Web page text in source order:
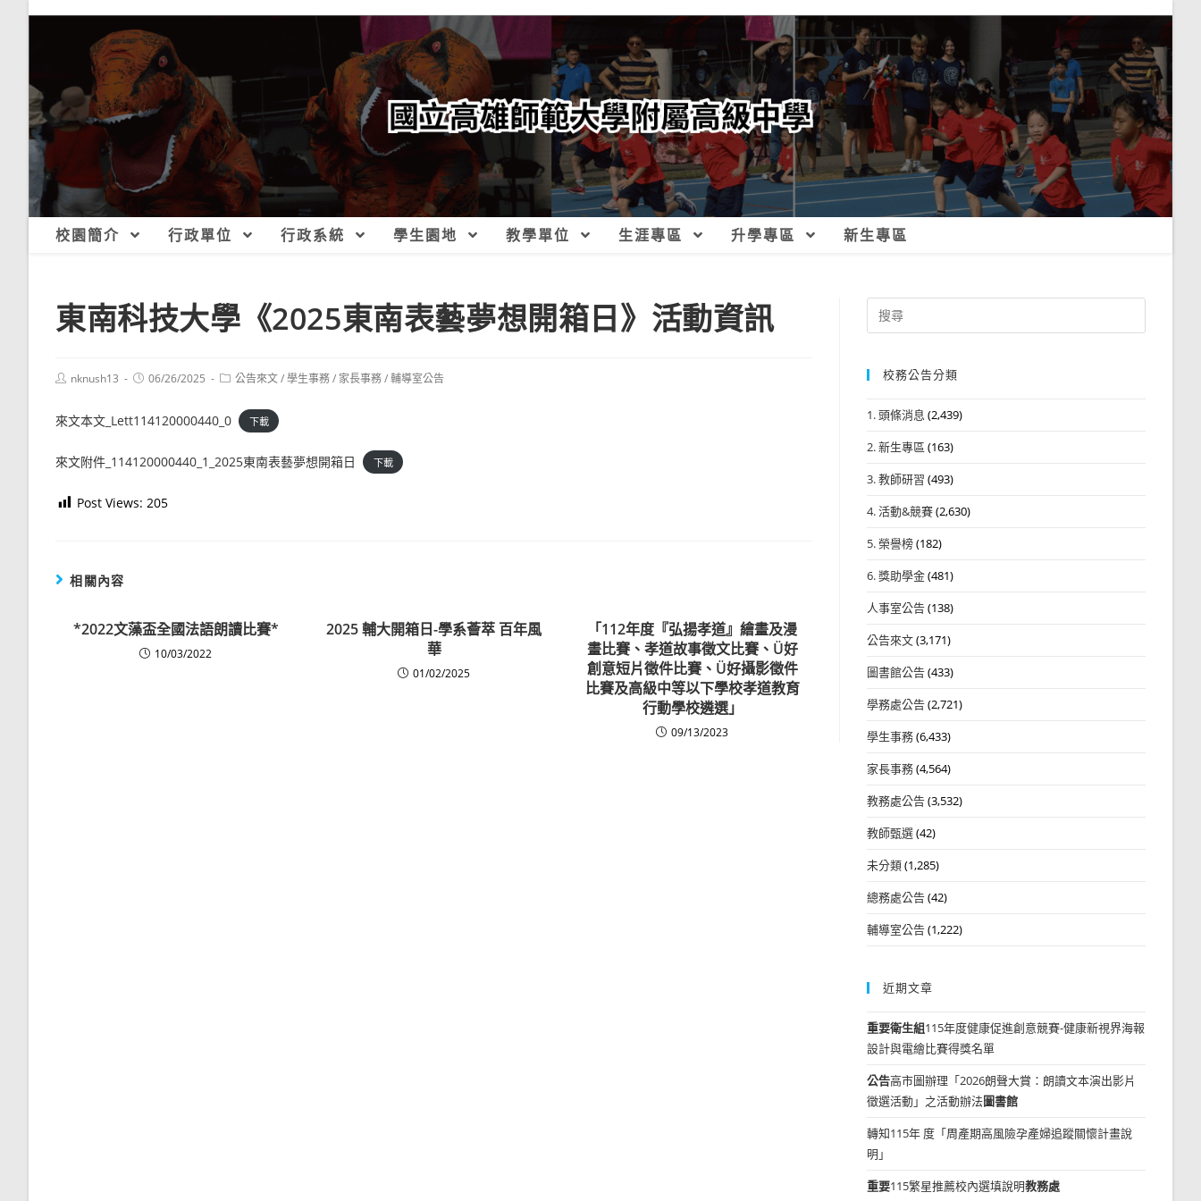
校園簡介 行政單位 行政系統 學生園地 教學單位 生涯專區 升學專區 新生專區
東南科技大學《2025東南表藝夢想開箱日》活動資訊
Postnknush13
Post06/26/2025
Post公告來文/學生事務/ 家長事務/輔導室公告
來文本文_Lett114120000440_0 下載
來文附件_114120000440_1_2025東南表藝夢想開箱日 下載
Post Views: 205
相關內容
*2022文藻盃全國法語朗讀比賽*
10/03/2022
2025 輔大開箱日-學系薈萃 百年風
華
01/02/2025
「112年度『弘揚孝道』繪畫及漫
畫比賽、孝道故事徵文比賽、Ü好
創意短片徵件比賽、Ü好攝影徵件
比賽及高級中等以下學校孝道教育
行動學校遴選」
09/13/2023
Search
for:
校務公告分類
1. 頭條消息 (2,439)
2. 新生專區 (163)
3. 教師研習 (493)
4. 活動&競賽(2,630)
5. 榮譽榜(182)
6. 獎助學金(481)
人事室公告(138)
公告來文(3,171)
圖書館公告(433)
學務處公告(2,721)
學生事務(6,433)
家長事務(4,564)
教務處公告(3,532)
教師甄選(42)
未分類(1,285)
總務處公告(42)
輔導室公告(1,222)
近期文章
重要衛生組115年度健康促進創意競賽-健康新視界海報
設計與電繪比賽得獎名單
公告高市圖辦理「2026朗聲大賞：朗讀文本演出影片
徵選活動」之活動辦法圖書館
轉知115年 度「周產期高風險孕產婦追蹤關懷計畫說
明」
重要115繁星推薦校內選填說明教務處